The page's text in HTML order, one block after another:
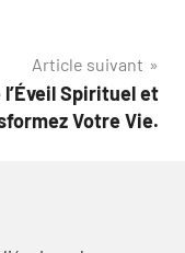
Article suivant
Spirituel et
Votre Vie.